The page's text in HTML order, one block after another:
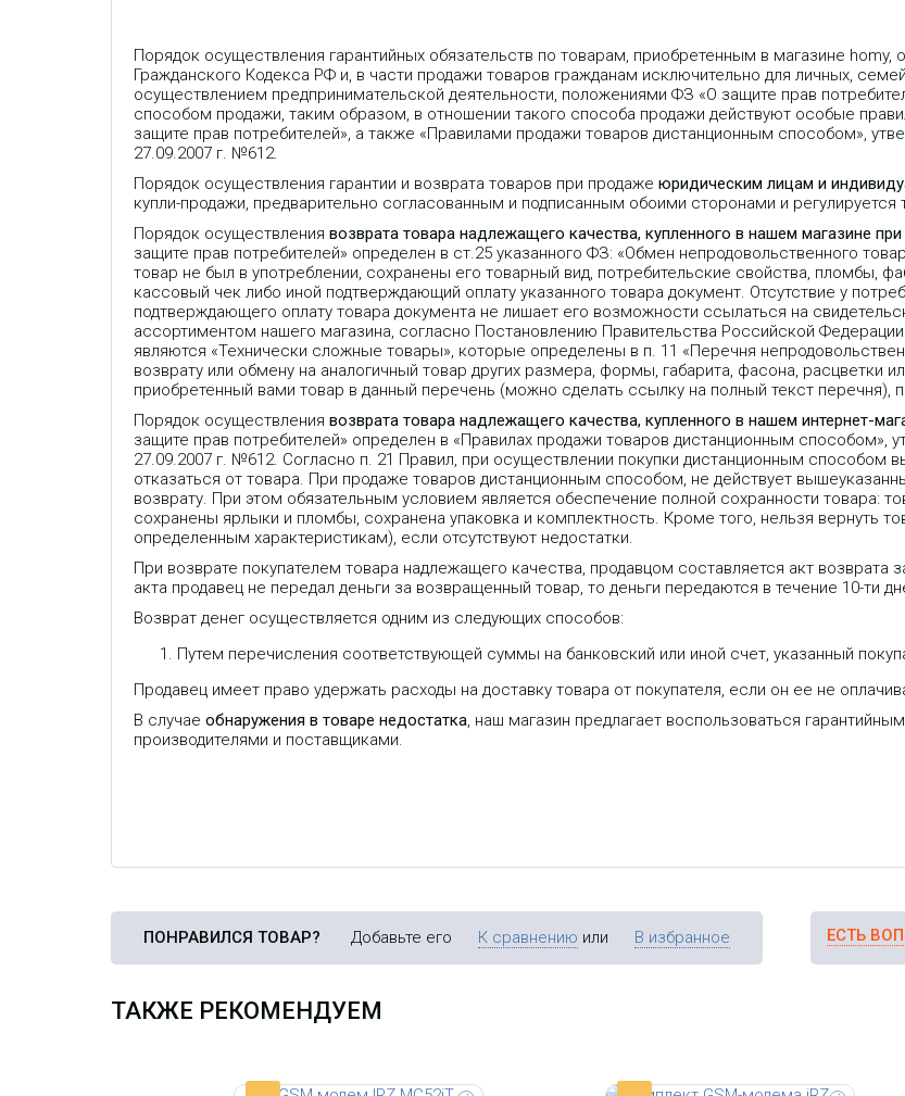
Порядок осуществления гарантийных обязательств по товарам, приобретенным в магазине
Гражданского Кодекса РФ и, в части продажи товаров гражданам исключительно для личных,
осуществлением предпринимательской деятельности, положениями ФЗ «О защите прав
способом продажи, таким образом, в отношении такого способа продажи действуют особые
защите прав потребителей», а также «Правилами продажи товаров дистанционным способом»,
27.09.2007 г. №612.
Порядок осуществления гарантии и возврата товаров при продаже юридическим лицам и
купли-продажи, предварительно согласованным и подписанным обоими сторонами и
Порядок осуществления возврата товара надлежащего качества, купленного в нашем магазине
защите прав потребителей» определен в ст.25 указанного ФЗ: «Обмен непродовольственного
товар не был в употреблении, сохранены его товарный вид, потребительские свойства, пломбы,
кассовый чек либо иной подтверждающий оплату указанного товара документ. Отсутствие у
подтверждающего оплату товара документа не лишает его возможности ссылаться на
ассортиментом нашего магазина, согласно Постановлению Правительства Российской
являются «Технически сложные товары», которые определены в п. 11 «Перечня
возврату или обмену на аналогичный товар других размера, формы, габарита, фасона, расцветки
приобретенный вами товар в данный перечень (можно сделать ссылку на полный текст перечня),
Порядок осуществления возврата товара надлежащего качества, купленного в нашем интернет-
защите прав потребителей» определен в «Правилах продажи товаров дистанционным способом»,
27.09.2007 г. №612. Согласно п. 21 Правил, при осуществлении покупки дистанционным способом
отказаться от товара. При продаже товаров дистанционным способом, не действует
возврату. При этом обязательным условием является обеспечение полной сохранности товара:
сохранены ярлыки и пломбы, сохранена упаковка и комплектность. Кроме того, нельзя вернуть
определенным характеристикам), если отсутствуют недостатки.
При возврате покупателем товара надлежащего качества, продавцом составляется акт
акта продавец не передал деньги за возвращенный товар, то деньги передаются в течение 10-ти
Возврат денег осуществляется одним из следующих способов:
Путем перечисления соответствующей суммы на банковский или иной счет, указанный
Продавец имеет право удержать расходы на доставку товара от покупателя, если он ее не
В случае обнаружения в товаре недостатка, наш магазин предлагает воспользоваться
производителями и поставщиками.
ПОНРАВИЛСЯ ТОВАР? Добавьте его К сравнению или В избранное ЕСТЬ
ТАКЖЕ РЕКОМЕНДУЕМ
GSM/GPRS-терминал IRZ MC52iT
(successor) модема Siemens
MC35iT и имеет полную
совместимость АТ-команд и
IRZ MC52iT Terminal KIT —
RS-232 с внешней антенной и